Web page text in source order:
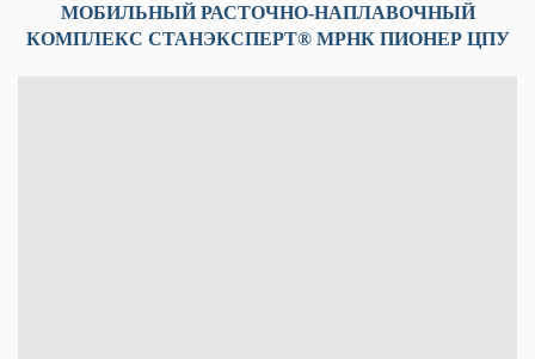
МОБИЛЬНЫЙ РАСТОЧНО-НАПЛАВОЧНЫЙ
КОМПЛЕКС СТАНЭКСПЕРТ® МРНК ПИОНЕР ЦПУ